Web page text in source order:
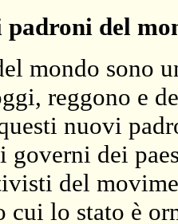
del
mondo sono
reggono e
nuovi
governi dei
del
cui lo stato è